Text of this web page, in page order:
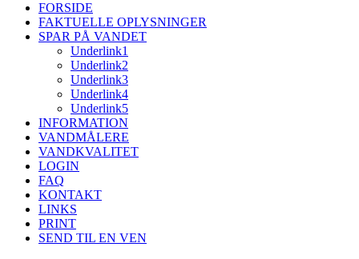
FORSIDE
FAKTUELLE OPLYSNINGER
SPAR PÅ VANDET
Underlink1
Underlink2
Underlink3
Underlink4
Underlink5
INFORMATION
VANDMÅLERE
VANDKVALITET
LOGIN
FAQ
KONTAKT
LINKS
PRINT
SEND TIL EN VEN